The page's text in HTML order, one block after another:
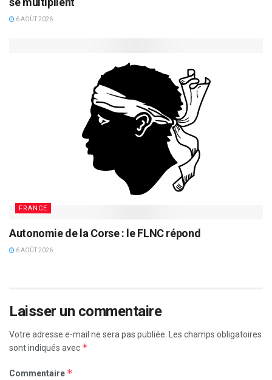
6 AOÛT 2026
FRANCE
Autonomie de la Corse : le FLNC répond
6 AOÛT 2026
Laisser un commentaire
Votre adresse e-mail ne sera pas publiée. Les champs obligatoires
sont indiqués avec *
Commentaire *